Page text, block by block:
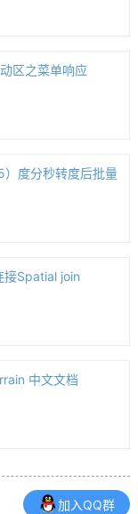
区之菜单响应
度分秒转度后批量
接Spatial join
中文文档
加入QQ群